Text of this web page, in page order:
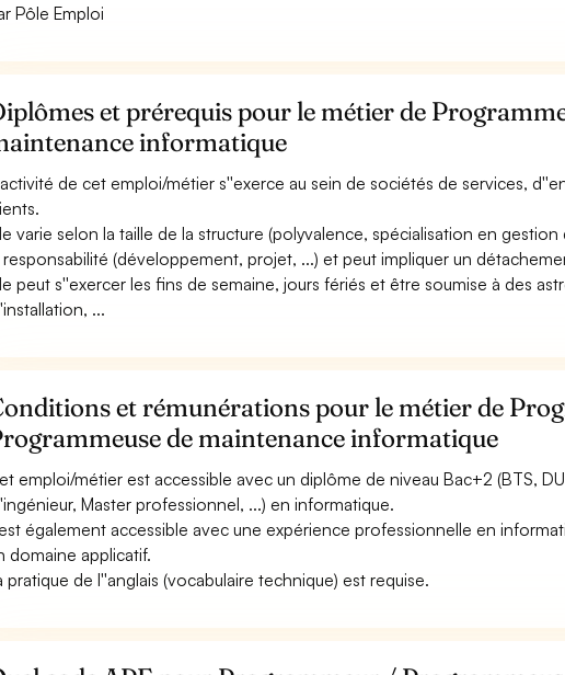
Pôle Emploi
et prérequis pour le métier de
informatique
de cet emploi/métier s''exerce au sein de sociétés de services,
varie selon la taille de la structure (polyvalence, spécialisation en
responsabilité (développement, projet, ...) et peut impliquer un
peut s''exercer les fins de semaine, jours fériés et être soumise à des
...
et rémunérations pour le métier de
de maintenance informatique
emploi/métier est accessible avec un diplôme de niveau Bac+2 (BTS,
Master professionnel, ...) en informatique.
également accessible avec une expérience professionnelle en
domaine applicatif.
pratique de l''anglais (vocabulaire technique) est requise.